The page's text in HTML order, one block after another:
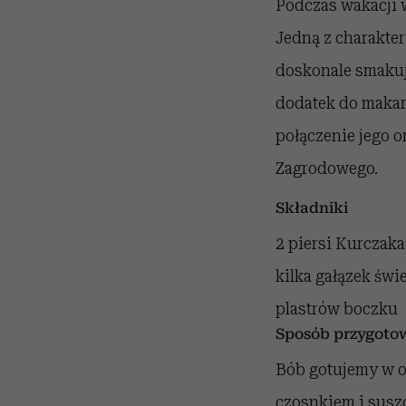
Podczas
Jedną z
doskonale
dodatek do
połączenie jego
Zagrodowego.
Składniki
2 piersi
kilka gałązek
plastrów boczku
Sposób
Bób gotujemy w
czosnkiem i